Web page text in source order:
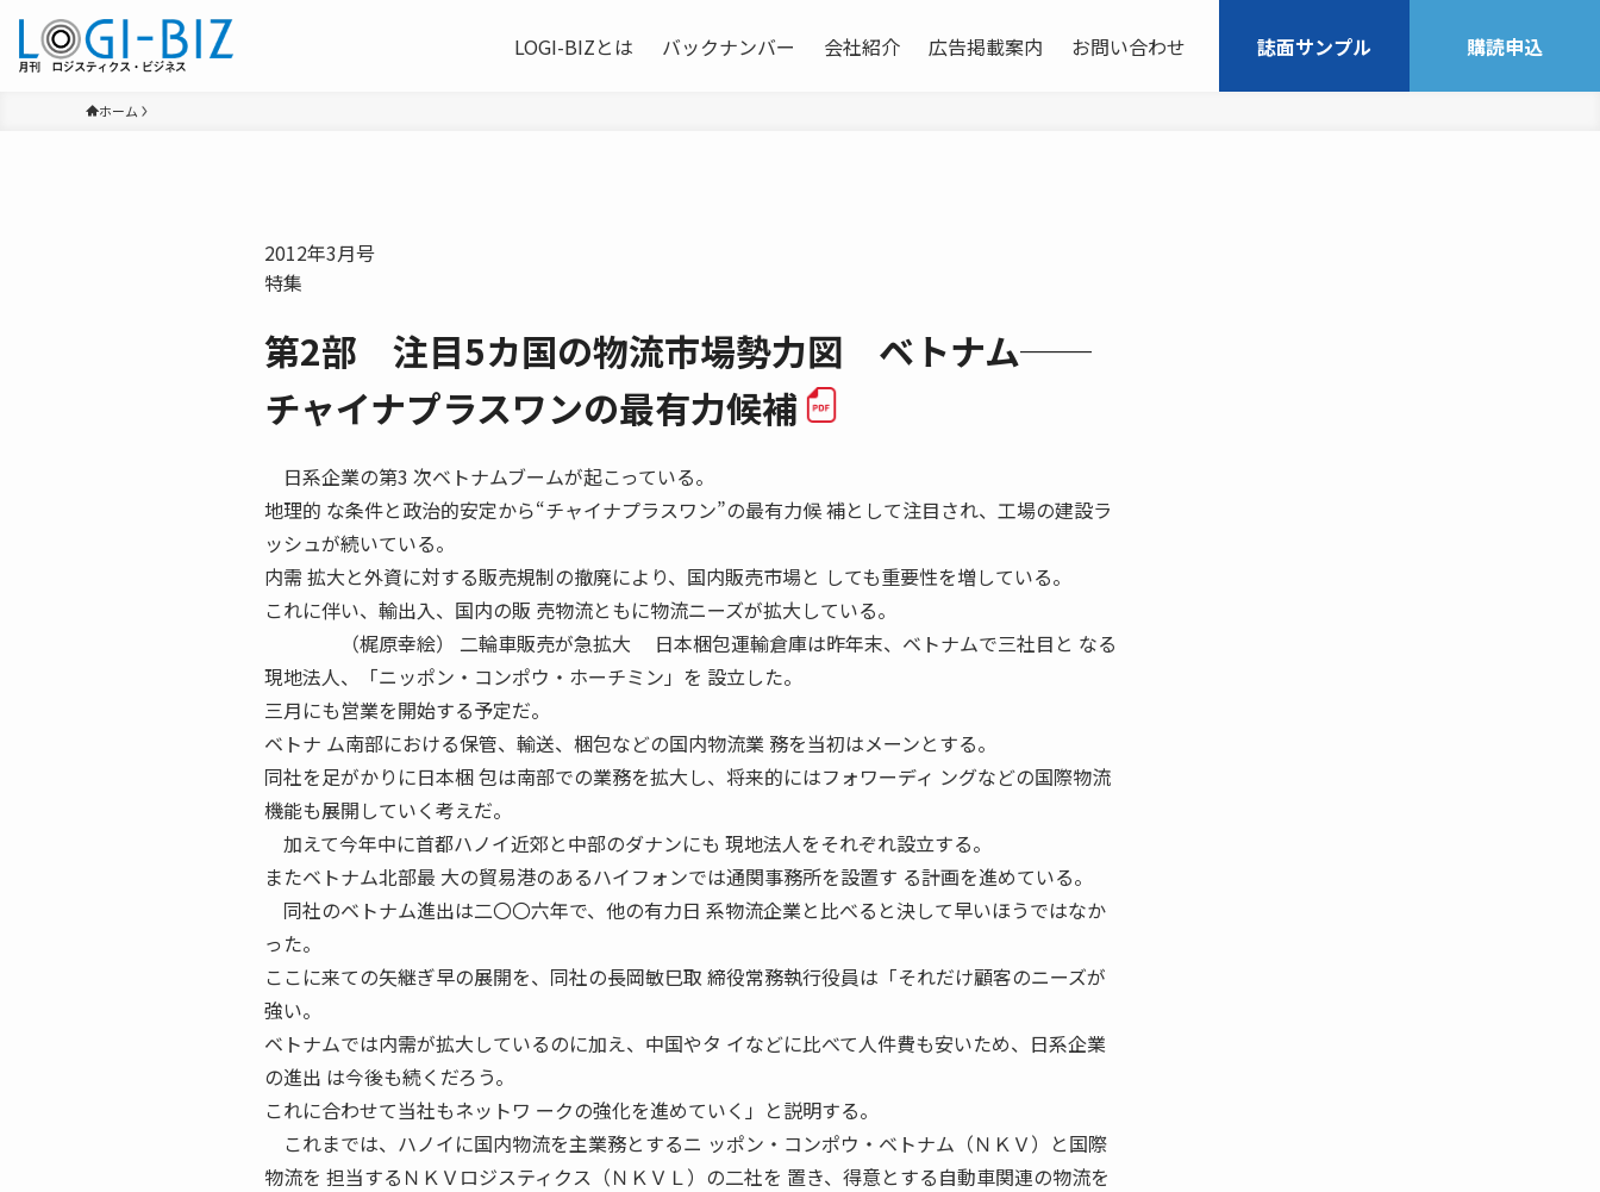
LOGI-BIZとは バックナンバー 会社紹介 広告掲載案内 お問い合わせ 誌面サンプル 購読申込
ホーム
2012年3月号
特集
第2部 注目5カ国の物流市場勢力図 ベトナム──
チャイナプラスワンの最有力候補
日系企業の第3 次ベトナムブームが起こっている。
地理的 な条件と政治的安定から“チャイナプラスワン”の最有力候 補として注目され、工場の建設ラ
ッシュが続いている。
内需 拡大と外資に対する販売規制の撤廃により、国内販売市場と しても重要性を増している。
これに伴い、輸出入、国内の販 売物流ともに物流ニーズが拡大している。
（梶原幸絵） 二輪車販売が急拡大 日本梱包運輸倉庫は昨年末、ベトナムで三社目と なる
現地法人、「ニッポン・コンポウ・ホーチミン」を 設立した。
三月にも営業を開始する予定だ。
ベトナ ム南部における保管、輸送、梱包などの国内物流業 務を当初はメーンとする。
同社を足がかりに日本梱 包は南部での業務を拡大し、将来的にはフォワーディ ングなどの国際物流
機能も展開していく考えだ。
加えて今年中に首都ハノイ近郊と中部のダナンにも 現地法人をそれぞれ設立する。
またベトナム北部最 大の貿易港のあるハイフォンでは通関事務所を設置す る計画を進めている。
同社のベトナム進出は二〇〇六年で、他の有力日 系物流企業と比べると決して早いほうではなか
った。
ここに来ての矢継ぎ早の展開を、同社の長岡敏巳取 締役常務執行役員は「それだけ顧客のニーズが
強い。
ベトナムでは内需が拡大しているのに加え、中国やタ イなどに比べて人件費も安いため、日系企業
の進出 は今後も続くだろう。
これに合わせて当社もネットワ ークの強化を進めていく」と説明する。
これまでは、ハノイに国内物流を主業務とするニ ッポン・コンポウ・ベトナム（ＮＫＶ）と国際
物流を 担当するＮＫＶロジスティクス（ＮＫＶＬ）の二社を 置き、得意とする自動車関連の物流を